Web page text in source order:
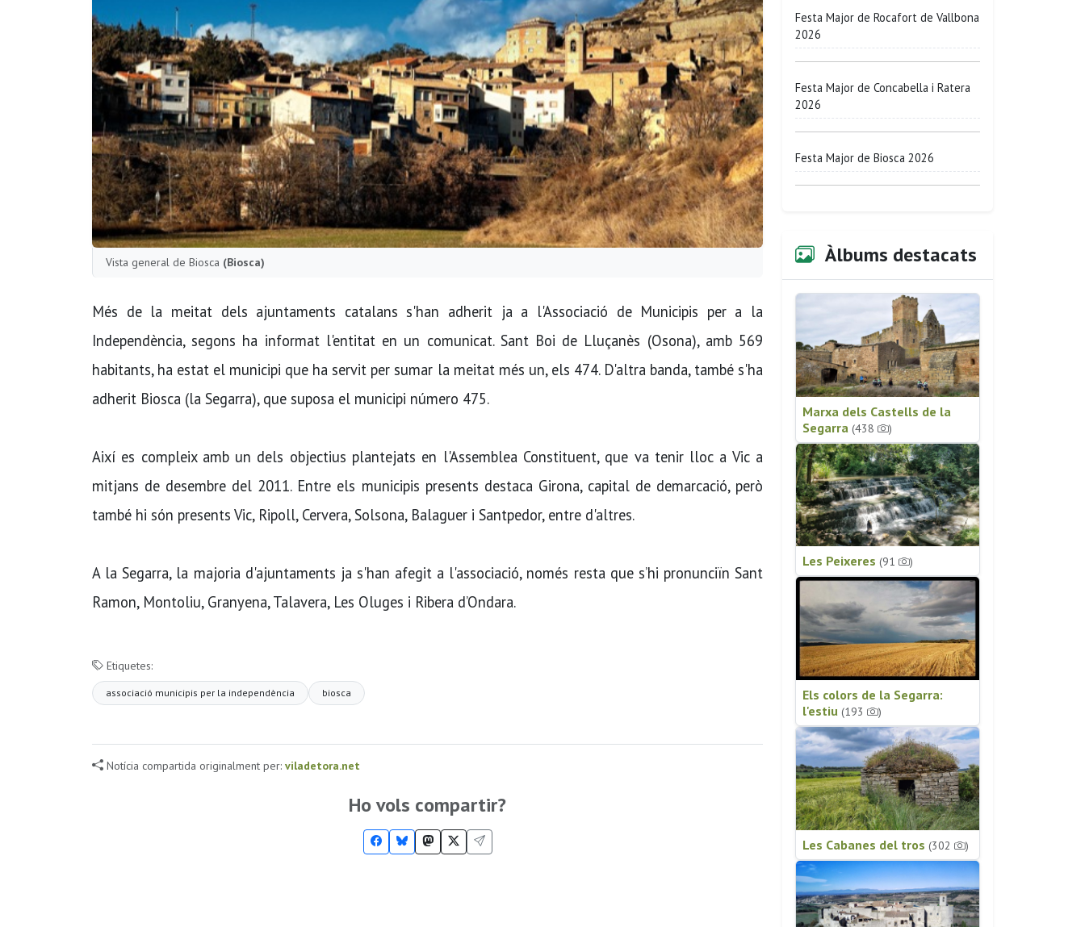
Vista general de Biosca (Biosca)
Més de la meitat dels ajuntaments catalans s'han adherit ja a l'Associació de Municipis per a la
Independència, segons ha informat l'entitat en un comunicat. Sant Boi de Lluçanès (Osona), amb 569
habitants, ha estat el municipi que ha servit per sumar la meitat més un, els 474. D'altra banda, també s'ha
adherit Biosca (la Segarra), que suposa el municipi número 475.
Així es compleix amb un dels objectius plantejats en l'Assemblea Constituent, que va tenir lloc a Vic a
mitjans de desembre del 2011. Entre els municipis presents destaca Girona, capital de demarcació, però
també hi són presents Vic, Ripoll, Cervera, Solsona, Balaguer i Santpedor, entre d'altres.
A la Segarra, la majoria d'ajuntaments ja s'han afegit a l'associació, només resta que s’hi pronunciïn Sant
Ramon, Montoliu, Granyena, Talavera, Les Oluges i Ribera d’Ondara.
Etiquetes:
associació municipis per la independència biosca
Notícia compartida originalment per: viladetora.net
Ho vols compartir?
Festa Major de Rocafort de Vallbona
2026
Festa Major de Concabella i Ratera
2026
Festa Major de Biosca 2026
Àlbums destacats
Marxa dels Castells de la
Segarra (438 )
Les Peixeres (91 )
Els colors de la Segarra:
l'estiu (193 )
Les Cabanes del tros (302 )